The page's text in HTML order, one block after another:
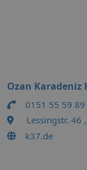
Ozan Karadeniz
0151 55 59 89
Lessingstr. 46
k37.de